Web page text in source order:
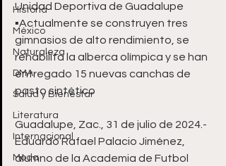
Historia
México
Naturaleza
DMA
Salud y Bienestar
Literatura
Internacional
Moda
Unidad Deportiva de Guadalupe
▪️Actualmente se construyen tres
gimnasios de alto rendimiento, se
rehabilita la alberca olímpica y se han
entregado 15 nuevas canchas de
pasto sintético
Guadalupe, Zac., 31 de julio de 2024.-
Eduardo Rafael Palacio Jiménez,
alumno de la Academia de Futbol